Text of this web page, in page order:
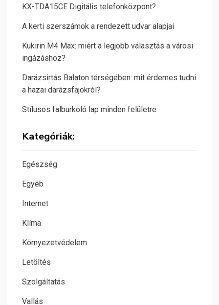
KX-TDA15CE Digitális telefonközpont?
A kerti szerszámok a rendezett udvar alapjai
Kukirin M4 Max: miért a legjobb választás a városi
ingázáshoz?
Darázsirtás Balaton térségében: mit érdemes tudni
a hazai darázsfajokról?
Stílusos falburkoló lap minden felületre
Kategóriák:
Egészség
Egyéb
Internet
Klíma
Környezetvédelem
Letöltés
Szolgáltatás
Vallás